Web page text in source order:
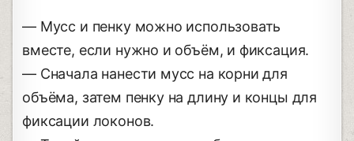
— Мусс и пенку можно использовать
вместе, если нужно и объём, и фиксация.
— Сначала нанести мусс на корни для
объёма, затем пенку на длину и концы для
фиксации локонов.